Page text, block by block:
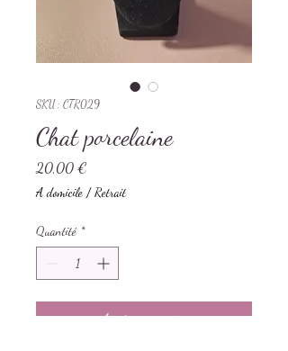
SKU : CTR029
Chat porcelaine
20,00 €
A domicile / Retrait
Quantité *
Ajouter au panier